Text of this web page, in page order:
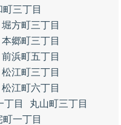
町三丁目
堀方町三丁目
本郷町三丁目
前浜町五丁目
松江町三丁目
松江町六丁目
丁目
丸山町三丁目
町一丁目